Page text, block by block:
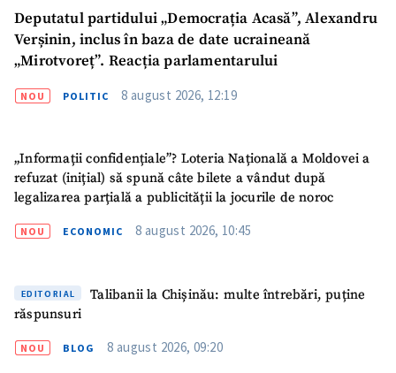
Deputatul partidului „Democrația Acasă”, Alexandru
Verșinin, inclus în baza de date ucraineană
„Mirotvoreț”. Reacția parlamentarului
NOU POLITIC 8 august 2026, 12:19
„Informații confidențiale”? Loteria Națională a Moldovei a
refuzat (inițial) să spună câte bilete a vândut după
legalizarea parțială a publicității la jocurile de noroc
NOU ECONOMIC 8 august 2026, 10:45
EDITORIAL
Talibanii la Chișinău: multe întrebări, puține
răspunsuri
NOU BLOG 8 august 2026, 09:20